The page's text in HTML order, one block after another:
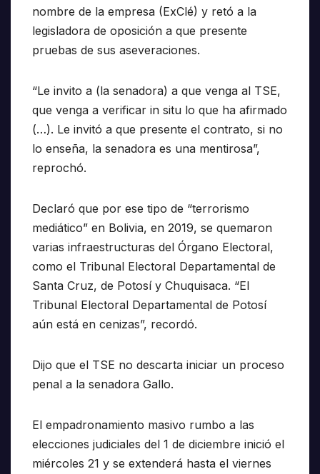
nombre de la empresa (ExClé) y retó a la
legisladora de oposición a que presente
pruebas de sus aseveraciones.
“Le invito a (la senadora) a que venga al TSE,
que venga a verificar in situ lo que ha afirmado
(…). Le invitó a que presente el contrato, si no
lo enseña, la senadora es una mentirosa”,
reprochó.
Declaró que por ese tipo de “terrorismo
mediático” en Bolivia, en 2019, se quemaron
varias infraestructuras del Órgano Electoral,
como el Tribunal Electoral Departamental de
Santa Cruz, de Potosí y Chuquisaca. “El
Tribunal Electoral Departamental de Potosí
aún está en cenizas”, recordó.
Dijo que el TSE no descarta iniciar un proceso
penal a la senadora Gallo.
El empadronamiento masivo rumbo a las
elecciones judiciales del 1 de diciembre inició el
miércoles 21 y se extenderá hasta el viernes